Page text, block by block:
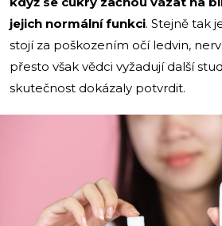
jejich normální funkci. Stejně tak
stojí za poškozením očí ledvin,
přesto však vědci vyžadují další
skutečnost dokázaly potvrdit.